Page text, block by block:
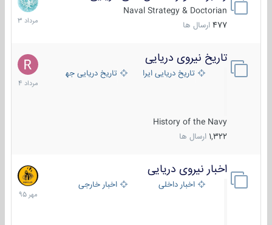
Naval Strategy & Doctorian
477 ارسال ها
مرداد
1403
تاریخ نیروی دریایی
تاریخ دریایی ایران تاریخ دریایی جهان
History of the Navy
1,322 ارسال ها
16
مرداد
1404
اخبار نیروی دریایی
اخبار داخلی اخبار خارجی
27
مهر
1395